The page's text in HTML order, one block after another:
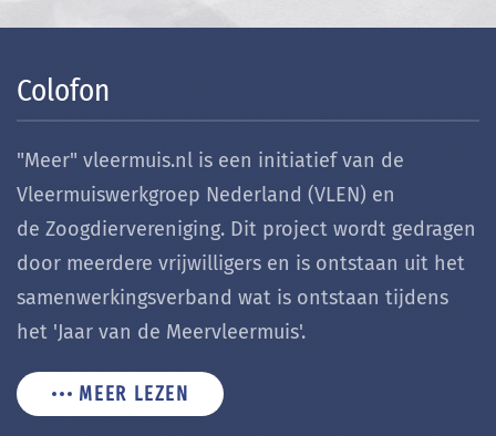
Colofon
"Meer" vleermuis.nl is een initiatief van de
Vleermuiswerkgroep Nederland (VLEN) en
de Zoogdiervereniging. Dit project wordt gedragen
door meerdere vrijwilligers en is ontstaan uit het
samenwerkingsverband wat is ontstaan tijdens
het 'Jaar van de Meervleermuis'.
MEER LEZEN